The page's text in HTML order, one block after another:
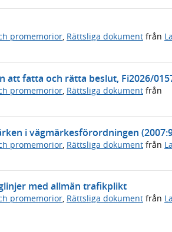
promemorior, Rättsliga dokument från
fatta och rätta beslut, Fi2026/
promemorior, Rättsliga dokument från
i vägmärkesförordningen
promemorior Rättsliga dokument från
med allmän trafikplikt
promemorior, Rättsliga dokument från